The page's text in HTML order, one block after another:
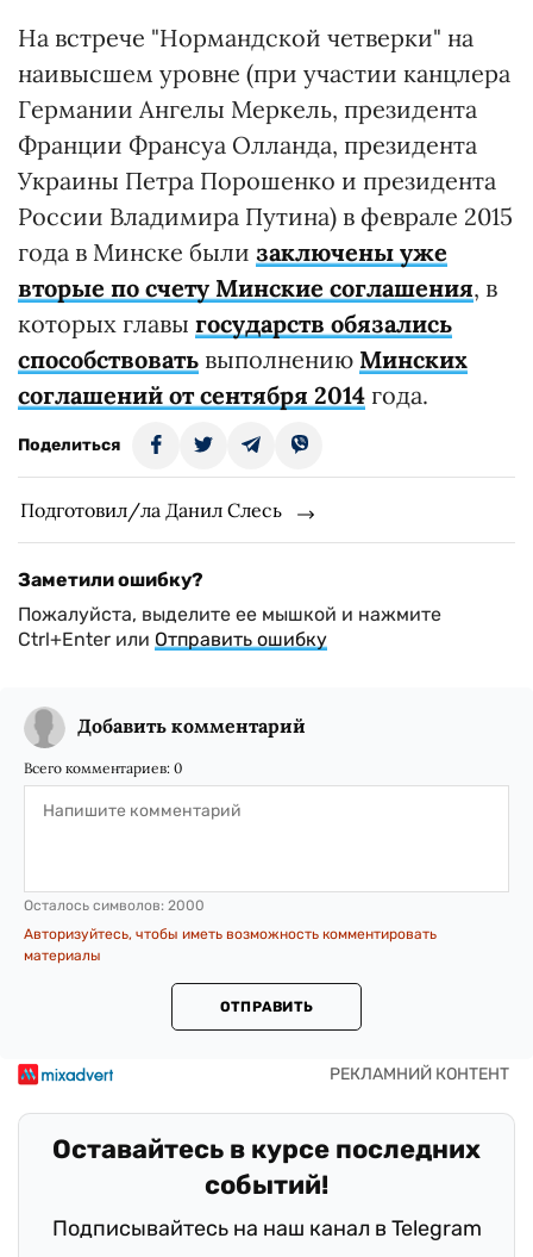
На встрече "Нормандской четверки" на
наивысшем уровне (при участии канцлера
Германии Ангелы Меркель, президента
Франции Франсуа Олланда, президента
Украины Петра Порошенко и президента
России Владимира Путина) в феврале 2015
года в Минске были заключены уже
вторые по счету Минские соглашения, в
которых главы государств обязались
способствовать выполнению Минских
соглашений от сентября 2014 года.
Поделиться
Подготовил/ла Данил Слесь
Заметили ошибку?
Пожалуйста, выделите ее мышкой и нажмите
Ctrl+Enter или Отправить ошибку
Добавить комментарий
Всего комментариев: 0
Осталось символов: 2000
Авторизуйтесь, чтобы иметь возможность комментировать
материалы
ОТПРАВИТЬ
Оставайтесь в курсе последних
событий!
Подписывайтесь на наш канал в Telegram